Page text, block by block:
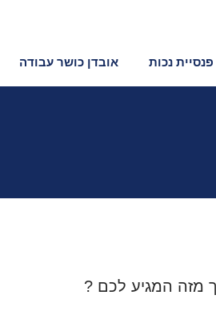
פנסיית נכות אובדן כושר עבודה
מזה המגיע לכם ?